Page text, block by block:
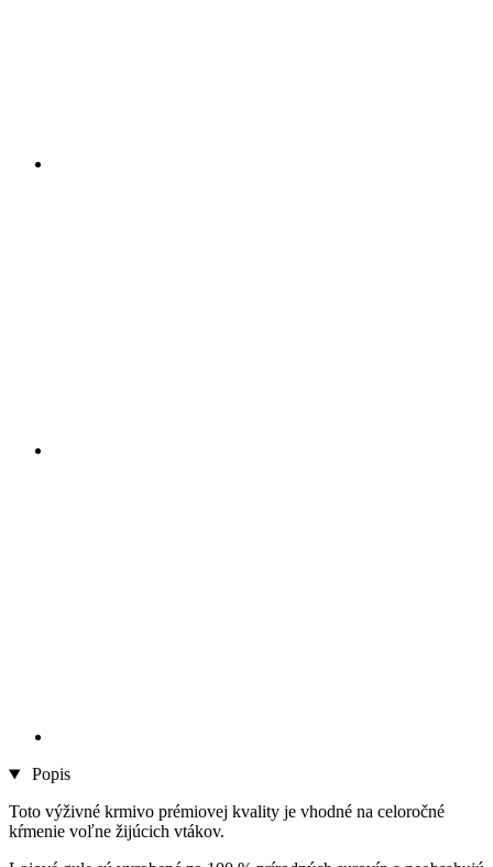
Popis
Toto výživné krmivo prémiovej kvality je vhodné na celoročné
kŕmenie voľne žijúcich vtákov.